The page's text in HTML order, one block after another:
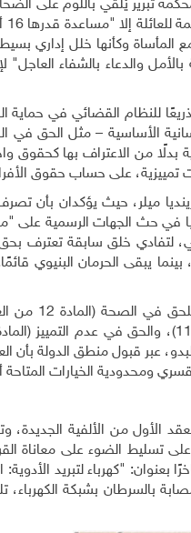
تبرير يُلقي باللوم على
المأساة وكأنها خلل إداري
والدعاء بالشفاء
للنظام القضائي في حماية
الأساسية – مثل الحق في
بدلًا من الاعتراف بها كحقوق
تمييزية، على حساب حقوق
ميلر، حيث يؤكدان بأن
في حث الجهات الرسمية على
لتفادي خلق سابقة تعترف
يبقى الحرمان البنيوي
ومن منظور القانون
عبر قبول منطق الدولة بأن
ومحدودية الخيارات
الأول من الألفية الجديدة،
على تسليط الضوء على معاناة
"كهرباء لتبريد الأدوية:
بالسرطان بشبكة